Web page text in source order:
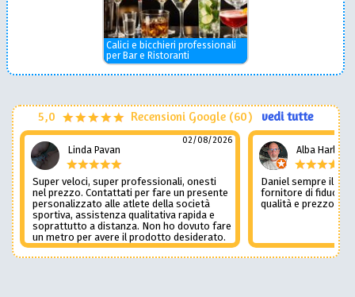
Calici e bicchieri professionali
per Bar e Ristoranti
5,0 Recensioni Google (60) vedi tutte
Linda Pavan
02/08/2026
Super veloci, super professionali, onesti
nel prezzo. Contattati per fare un presente
personalizzato alle atlete della società
sportiva, assistenza qualitativa rapida e
soprattutto a distanza. Non ho dovuto fare
un metro per avere il prodotto desiderato.
Una assistenza del genere è rara e
preziosa. Credo li contatterò ancora in
Alba Harley
Daniel sempre il
fornitore di fiducia
qualità e prezzo